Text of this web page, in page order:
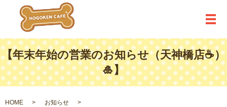
メ
【年末年始の営業のお知らせ（天神橋店☕）
🎍】
HOME
お知らせ